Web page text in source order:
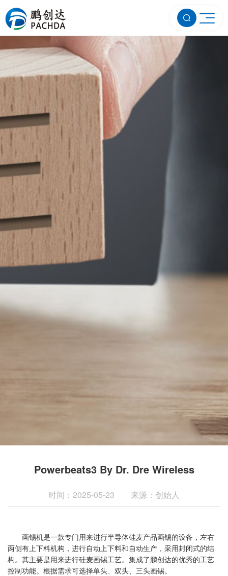
Powerbeats3 By Dr. Dre Wireless
时间：2025-05-23 来源：创始人
画锡机是一款专门用来进行半导体硅麦产品画锡的设备，左右
两侧有上下料机构，进行自动上下料和自动生产，采用封闭式的结
构。其主要是用来进行硅麦画锡工艺。集成了鹏创达的优秀的工艺
控制功能。根据需求可选择单头、双头、三头画锡。